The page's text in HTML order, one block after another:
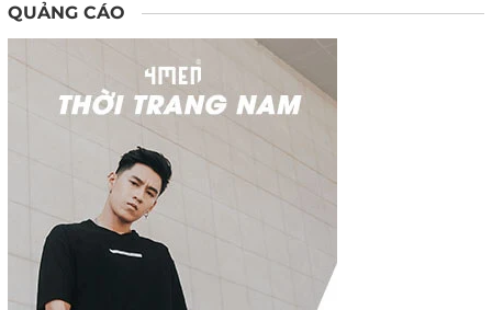
QUẢNG CÁO